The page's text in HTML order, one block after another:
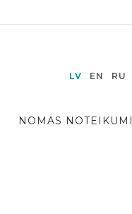
NOMAS NOTEIKUMI
LV EN RU